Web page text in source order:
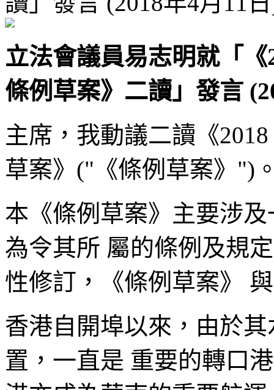
立法會議員易志明就「
條例草案》二讀」發言
主席，我動議二讀《
草案》("《條例草案》")
本《條例草案》主要涉
為令其所 屬的條例及規
性修訂，《條例草案》
香港自開埠以來，由於
置，一直是 重要的轉口